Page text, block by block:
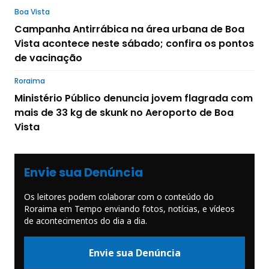
Boa Vista
Campanha Antirrábica na área urbana de Boa
Vista acontece neste sábado; confira os pontos
de vacinação
Roraima
Ministério Público denuncia jovem flagrada com
mais de 33 kg de skunk no Aeroporto de Boa
Vista
Envie sua Denúncia
Os leitores podem colaborar com o conteúdo do
Roraima em Tempo enviando fotos, notícias, e vídeos
de acontecimentos do dia a dia.
Envie sua Denúncia